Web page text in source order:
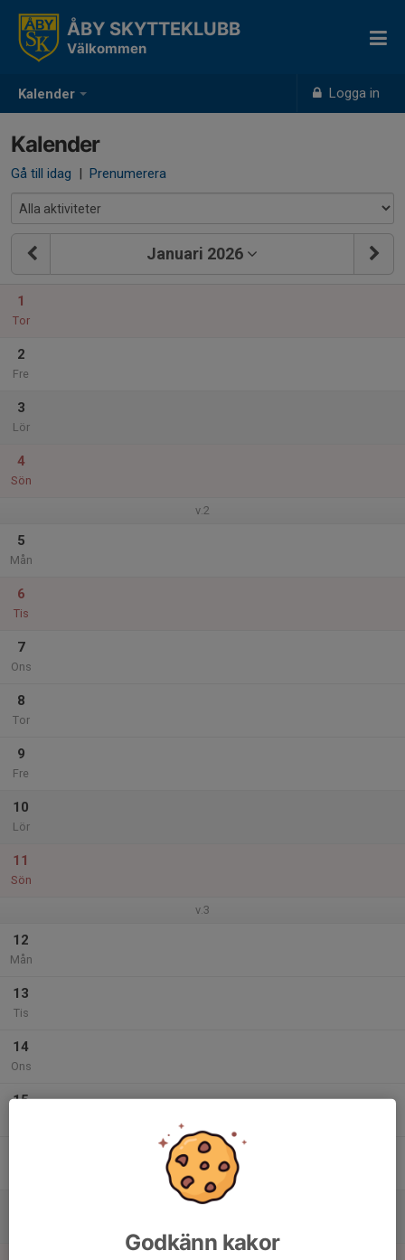
Kalender Logga in
ÅBY SKYTTEKLUBB
Välkommen
Kalender
Gå till idag | Prenumerera
Januari 2026
1
Tor
2
Fre
3
Lör
4
Sön
v.2
5
Mån
6
Tis
7
Ons
8
Tor
9
Fre
10
Lör
11
Sön
v.3
12
Mån
13
Tis
14
Ons
15
Godkänn kakor